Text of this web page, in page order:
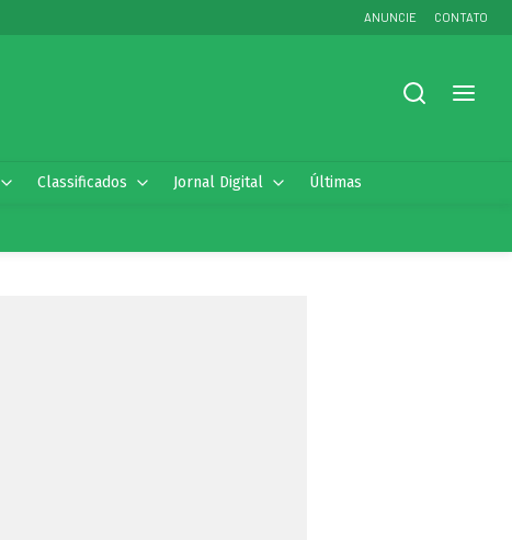
ANUNCIE CONTATO
Classificados Jornal Digital Últimas